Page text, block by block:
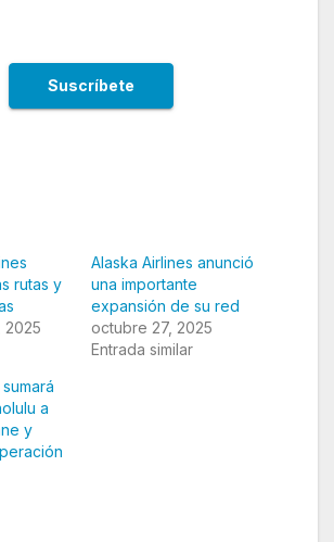
rutas y
2025
Alaska Airlines anunció
una importante
expansión de su red
octubre 27, 2025
Entrada similar
a
y